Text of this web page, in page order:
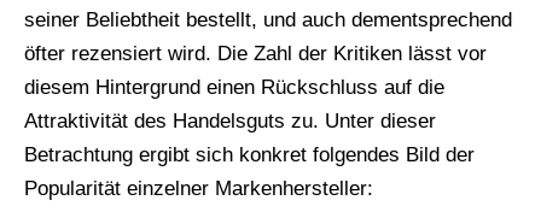
seiner Beliebtheit bestellt, und auch dementsprechend
öfter rezensiert wird. Die Zahl der Kritiken lässt vor
diesem Hintergrund einen Rückschluss auf die
Attraktivität des Handelsguts zu. Unter dieser
Betrachtung ergibt sich konkret folgendes Bild der
Popularität einzelner Markenhersteller: